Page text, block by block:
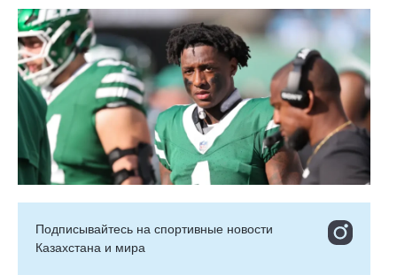
Подписывайтесь на cпортивные новости
Казахстана и мира